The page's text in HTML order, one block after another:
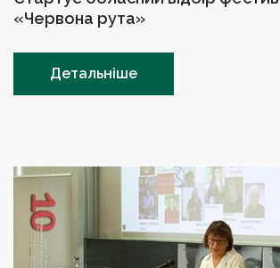
«Червона рута»
Детальніше